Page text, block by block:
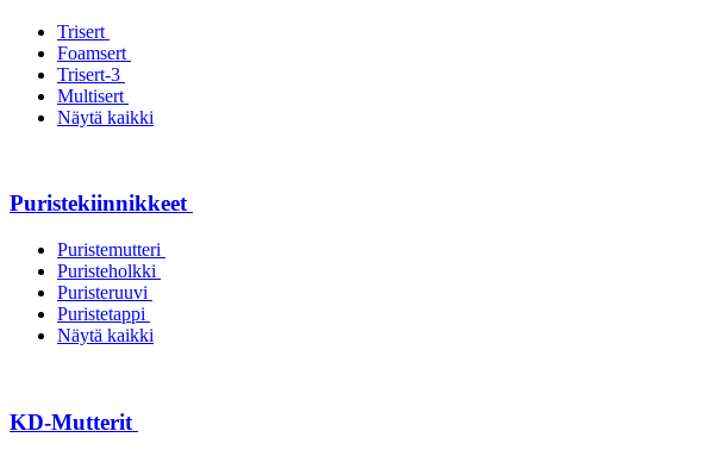
Trisert
Foamsert
Trisert-3
Multisert
Näytä kaikki
Puristekiinnikkeet
Puristemutteri
Puristeholkki
Puristeruuvi
Puristetappi
Näytä kaikki
KD-Mutterit